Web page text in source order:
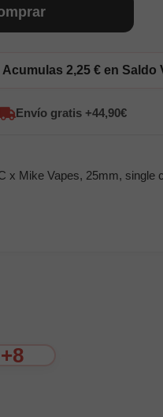
Acumulas 2,25 € en Saldo
Envío gratis +44,90€
x Mike Vapes, 25mm, single
+8